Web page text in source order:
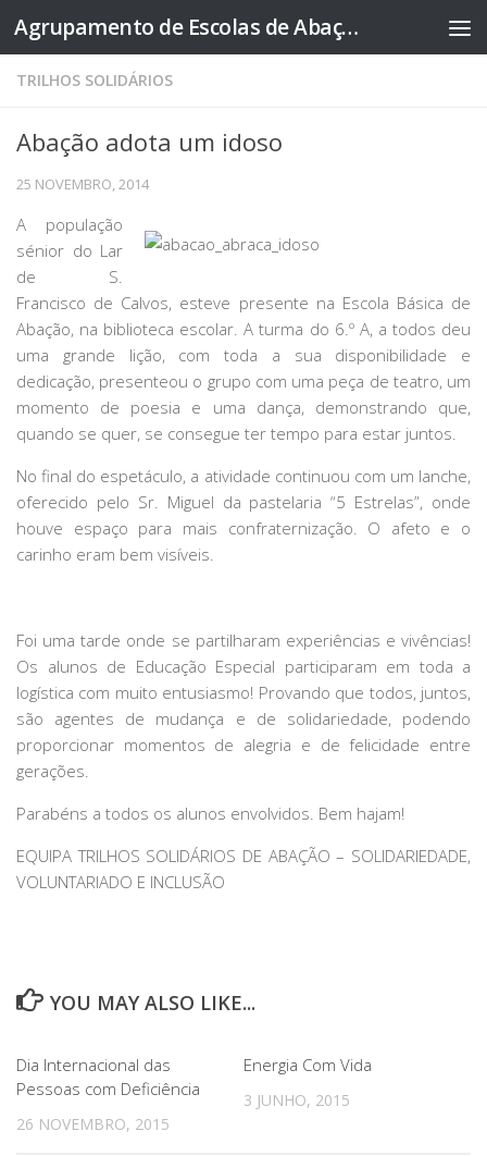
Skip to content Agrupamento de Escolas de Abação
TRILHOS SOLIDÁRIOS
Abação adota um idoso
25 NOVEMBRO, 2014
A população
sénior do Lar
de S.
Francisco de Calvos, esteve presente na Escola Básica de
Abação, na biblioteca escolar. A turma do 6.º A, a todos deu
uma grande lição, com toda a sua disponibilidade e
dedicação, presenteou o grupo com uma peça de teatro, um
momento de poesia e uma dança, demonstrando que,
quando se quer, se consegue ter tempo para estar juntos.
No final do espetáculo, a atividade continuou com um lanche,
oferecido pelo Sr. Miguel da pastelaria “5 Estrelas”, onde
houve espaço para mais confraternização. O afeto e o
carinho eram bem visíveis.
Foi uma tarde onde se partilharam experiências e vivências!
Os alunos de Educação Especial participaram em toda a
logística com muito entusiasmo! Provando que todos, juntos,
são agentes de mudança e de solidariedade, podendo
proporcionar momentos de alegria e de felicidade entre
gerações.
Parabéns a todos os alunos envolvidos. Bem hajam!
EQUIPA TRILHOS SOLIDÁRIOS DE ABAÇÃO – SOLIDARIEDADE,
VOLUNTARIADO E INCLUSÃO
YOU MAY ALSO LIKE...
Dia Internacional das
Pessoas com Deficiência
26 NOVEMBRO, 2015
Energia Com Vida
3 JUNHO, 2015